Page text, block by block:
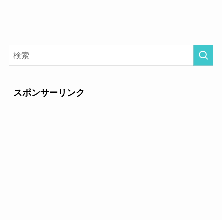
スポンサーリンク